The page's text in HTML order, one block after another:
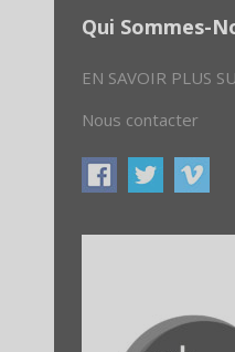
Qui Sommes-
EN SAVOIR PLUS
Nous contacter